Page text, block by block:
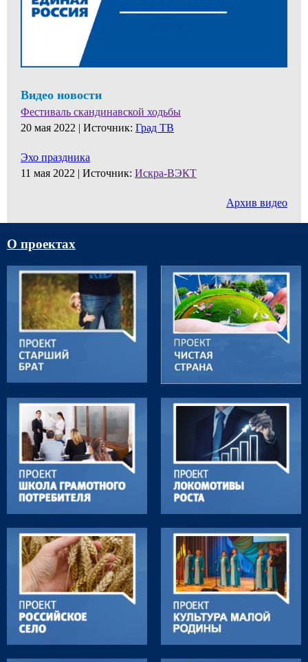
Видео новости
Фестиваль скандинавской ходьбы
20 мая 2022 | Источник: Град ТВ
Эхо праздника
11 мая 2022 | Источник: Искра-ВЭКТ
Архив видео
О проектах